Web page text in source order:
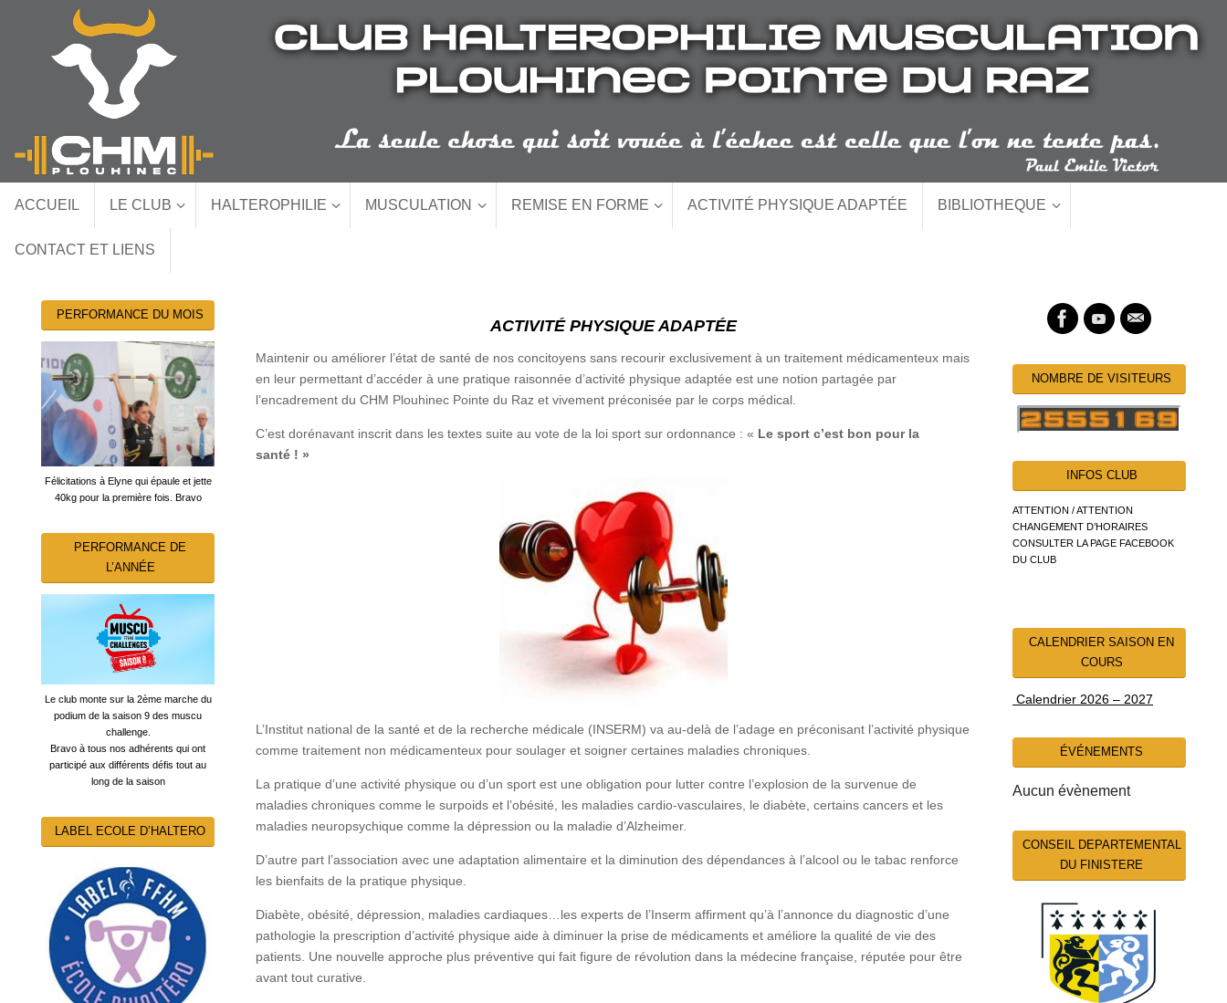
ACCUEIL LE CLUB HALTEROPHILIE MUSCULATION REMISE EN FORME ACTIVITÉ PHYSIQUE ADAPTÉE BIBLIOTHEQUE
CONTACT ET LIENS
ACTIVITÉ PHYSIQUE ADAPTÉE
Maintenir ou améliorer l’état de santé de nos concitoyens sans recourir exclusivement à un traitement médicamenteux mais
en leur permettant d’accéder à une pratique raisonnée d’activité physique adaptée est une notion partagée par
l’encadrement du CHM Plouhinec Pointe du Raz et vivement préconisée par le corps médical.
C’est dorénavant inscrit dans les textes suite au vote de la loi sport sur ordonnance : « Le sport c’est bon pour la
santé ! »
L’Institut national de la santé et de la recherche médicale (INSERM) va au-delà de l’adage en préconisant l’activité physique
comme traitement non médicamenteux pour soulager et soigner certaines maladies chroniques.
La pratique d’une activité physique ou d’un sport est une obligation pour lutter contre l’explosion de la survenue de
maladies chroniques comme le surpoids et l’obésité, les maladies cardio-vasculaires, le diabète, certains cancers et les
maladies neuropsychique comme la dépression ou la maladie d’Alzheimer.
D’autre part l’association avec une adaptation alimentaire et la diminution des dépendances à l’alcool ou le tabac renforce
les bienfaits de la pratique physique.
Diabète, obésité, dépression, maladies cardiaques…les experts de l’Inserm affirment qu’à l’annonce du diagnostic d’une
pathologie la prescription d’activité physique aide à diminuer la prise de médicaments et améliore la qualité de vie des
patients. Une nouvelle approche plus préventive qui fait figure de révolution dans la médecine française, réputée pour être
avant tout curative.
PERFORMANCE DU MOIS
Félicitations à Elyne qui épaule et jette
40kg pour la première fois. Bravo
PERFORMANCE DE
L’ANNÉE
Le club monte sur la 2ème marche du
podium de la saison 9 des muscu
challenge.
Bravo à tous nos adhérents qui ont
participé aux différents défis tout au
long de la saison
LABEL ECOLE D’HALTERO
NOMBRE DE VISITEURS
INFOS CLUB
ATTENTION / ATTENTION
CHANGEMENT D’HORAIRES
CONSULTER LA PAGE FACEBOOK
DU CLUB
CALENDRIER SAISON EN
COURS
Calendrier 2026 – 2027
ÉVÉNEMENTS
Aucun évènement
CONSEIL DEPARTEMENTAL
DU FINISTERE